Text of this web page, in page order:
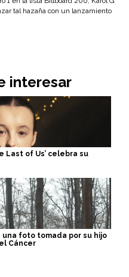
tal hazaña con un lanzamiento
interesar
Last of Us’ celebra su
foto tomada por su hijo
Cáncer